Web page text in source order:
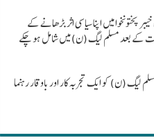
میں اپنا سیاسی اثر بڑھانے کے
کے بعد مسلم لیگ (ن) میں شامل ہو چکے
لیگ (ن) کو ایک تجربہ کار اور باوقار رہنما